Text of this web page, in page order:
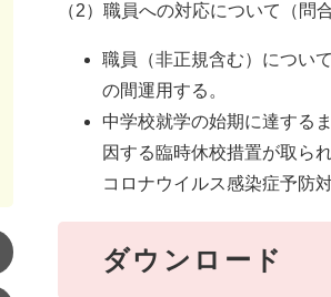
（2）職員への対応について（問
職員（非正規含む）につい
の間運用する。
中学校就学の始期に達する
因する臨時休校措置が取ら
コロナウイルス感染症予防
ダウンロード